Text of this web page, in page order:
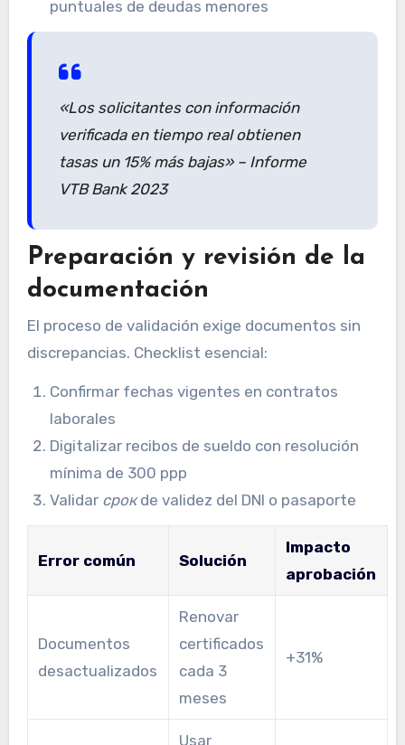
puntuales de deudas menores
«Los solicitantes con información
verificada en tiempo real obtienen
tasas un 15% más bajas» – Informe
VTB Bank 2023
Preparación y revisión de la
documentación
El proceso de validación exige documentos sin
discrepancias. Checklist esencial:
Confirmar fechas vigentes en contratos
laborales
Digitalizar recibos de sueldo con resolución
mínima de 300 ppp
Validar срокde validez del DNI o pasaporte
Error común Solución
Impacto
aprobación
Documentos
desactualizados
Renovar
certificados
cada 3
meses
+31%
Usar